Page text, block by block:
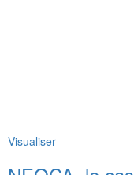
Visualiser